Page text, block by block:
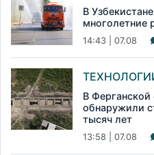
В
многолетние
14:43 | 07.08
В Ферганской
обнаружили
тысяч лет
13:58 | 07.08